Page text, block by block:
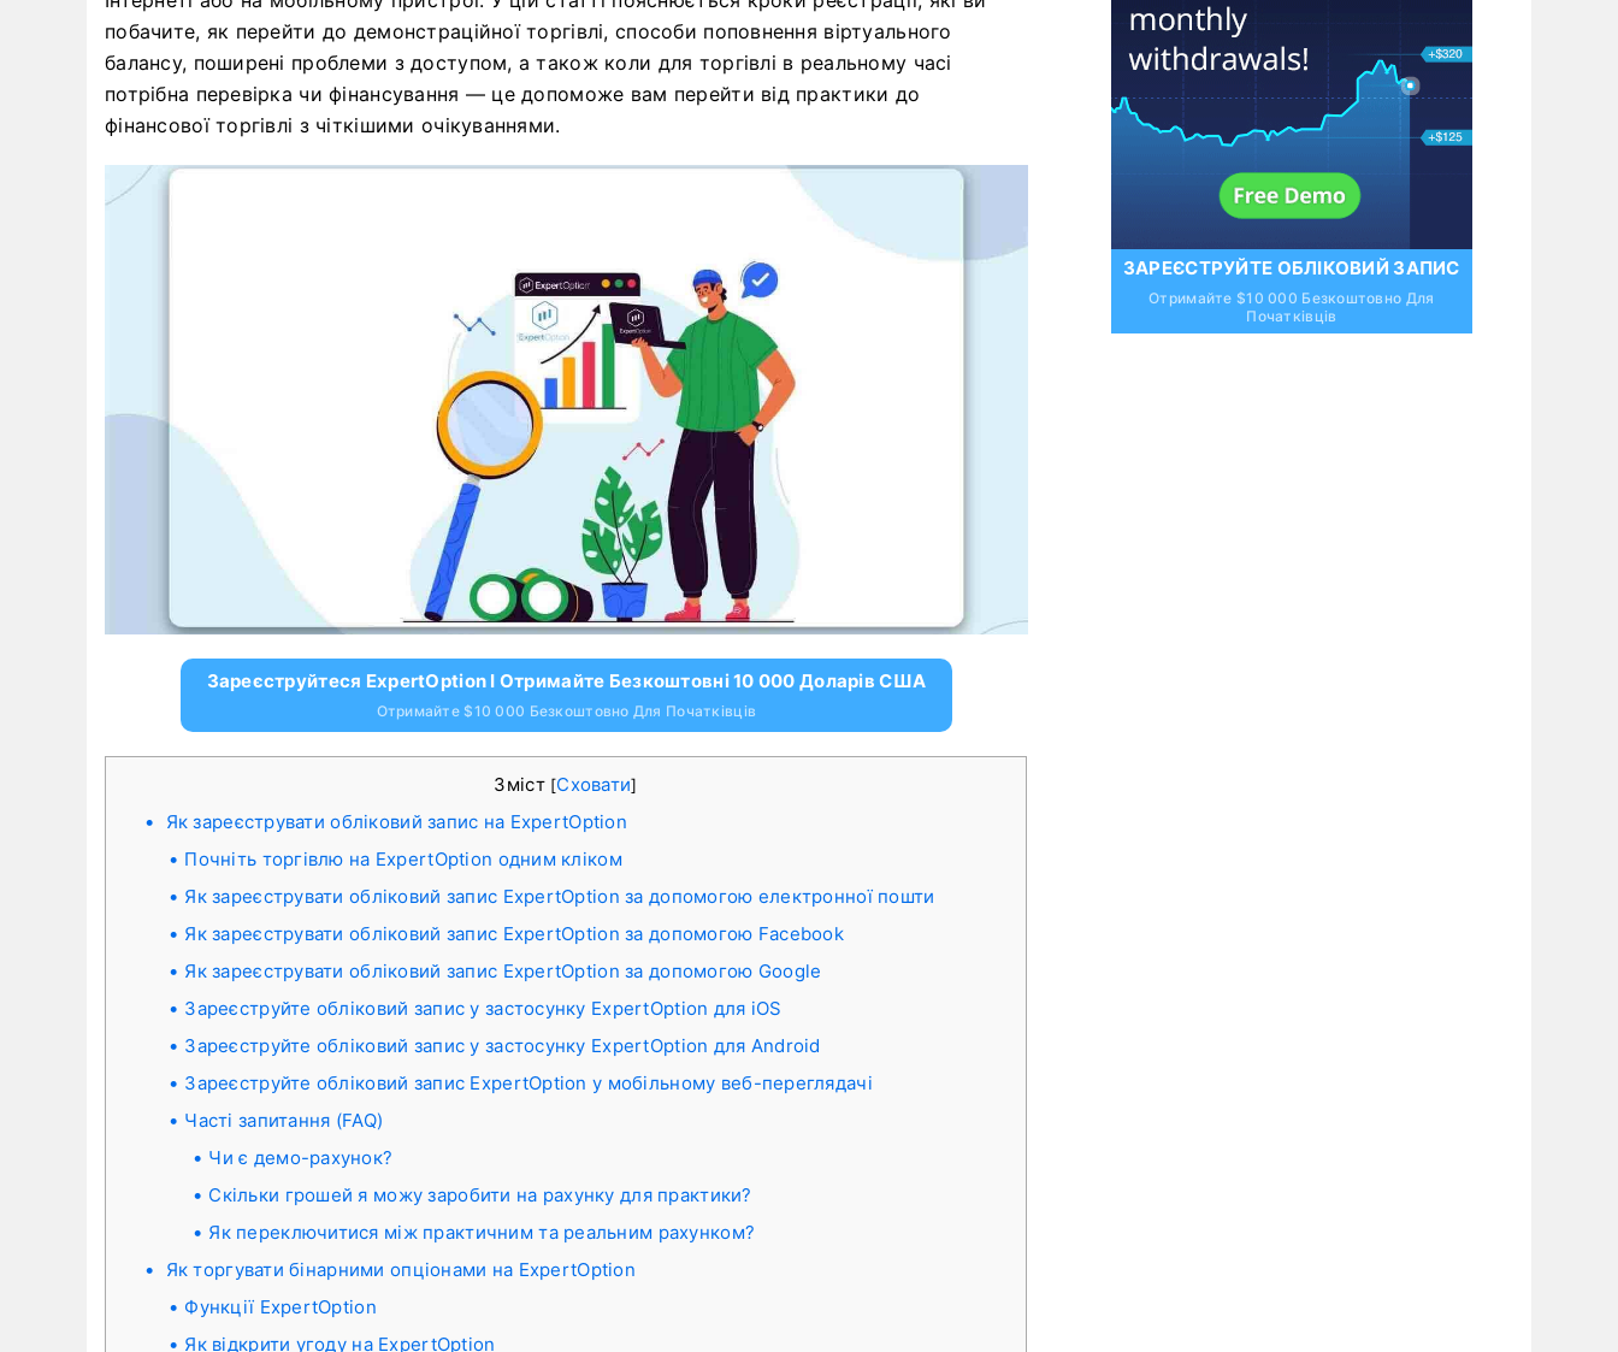
побачите, як перейти до демонстраційної торгівлі, способи поповнення віртуального
балансу, поширені проблеми з доступом, а також коли для торгівлі в реальному часі
потрібна перевірка чи фінансування — це допоможе вам перейти від практики до
фінансової торгівлі з чіткішими очікуваннями.
Зареєструйтеся ExpertOption І Отримайте Безкоштовні 10 000 Доларів США
Отримайте $10 000 Безкоштовно Для Початківців
Зміст [Сховати]
Як зареєструвати обліковий запис на ExpertOption
Почніть торгівлю на ExpertOption одним кліком
Як зареєструвати обліковий запис ExpertOption за допомогою електронної пошти
Як зареєструвати обліковий запис ExpertOption за допомогою Facebook
Як зареєструвати обліковий запис ExpertOption за допомогою Google
Зареєструйте обліковий запис у застосунку ExpertOption для iOS
Зареєструйте обліковий запис у застосунку ExpertOption для Android
Зареєструйте обліковий запис ExpertOption у мобільному веб-переглядачі
Часті запитання (FAQ)
Чи є демо-рахунок?
Скільки грошей я можу заробити на рахунку для практики?
Як переключитися між практичним та реальним рахунком?
Як торгувати бінарними опціонами на ExpertOption
Функції ExpertOption
Як відкрити угоду на ExpertOption
ЗАРЕЄСТРУЙТЕ ОБЛІКОВИЙ ЗАПИС
Отримайте $10 000 Безкоштовно Для
Початківців